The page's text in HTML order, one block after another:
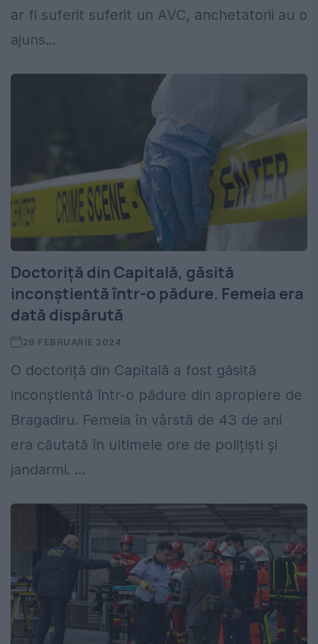
ar fi suferit suferit un AVC, anchetatorii au o
ajuns...
Doctoriță din Capitală, găsită
inconștientă într-o pădure. Femeia era
dată dispărută
29 FEBRUARIE 2024
O doctoriță din Capitală a fost găsită
inconștientă într-o pădure din apropiere de
Bragadiru. Femeia în vârstă de 43 de ani
era căutată în ultimele ore de polițiști și
jandarmi. ...